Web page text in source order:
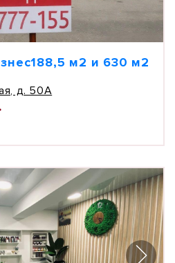
м2 и 630 м2
д. 50А